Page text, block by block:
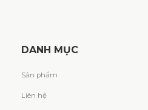
DANH MỤC
Sản phẩm
Liên hệ